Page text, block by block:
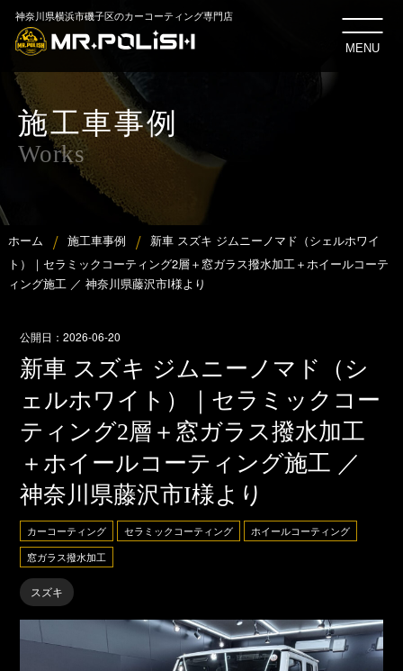
神奈川県横浜市磯子区のカーコーティング専門店
MENU
施工車事例
Works
ホーム 施工車事例
新車 スズキ ジムニーノマド（シェルホワイ
ト）｜セラミックコーティング2層＋窓ガラス撥水加工＋ホイールコーテ
ィング施工 ／ 神奈川県藤沢市I様より
公開日：2026-06-20
新車 スズキ ジムニーノマド（シ
ェルホワイト）｜セラミックコー
ティング2層＋窓ガラス撥水加工
＋ホイールコーティング施工 ／
神奈川県藤沢市I様より
カーコーティング セラミックコーティング
ホイールコーティング
窓ガラス撥水加工
スズキ